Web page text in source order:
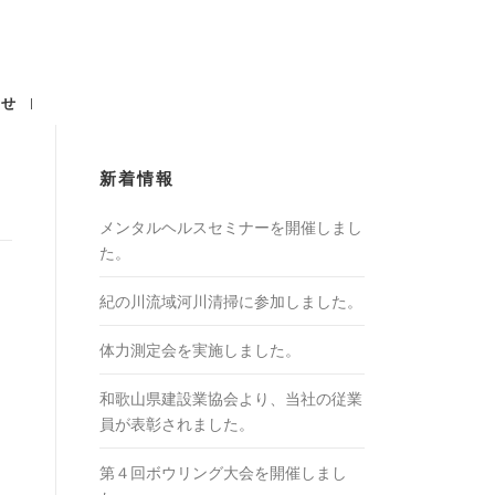
新着情報
メンタルヘルスセミナーを開催しまし
た。
紀の川流域河川清掃に参加しました。
体力測定会を実施しました。
和歌山県建設業協会より、当社の従業
員が表彰されました。
第４回ボウリング大会を開催しまし